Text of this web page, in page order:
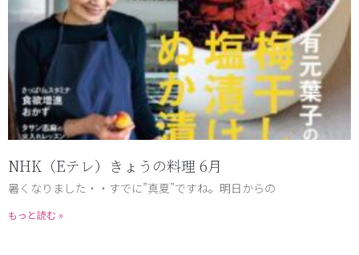
NHK（Eテレ）きょうの料理 6月
暑くなりました・・すでに”真夏”ですね。明日からの
もっと読む »